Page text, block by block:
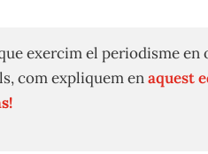
exercim el periodisme en
com expliquem enaquest